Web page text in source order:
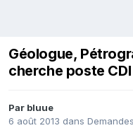
Géologue,
cherche poste
Par bluue
6 août 2013 dans